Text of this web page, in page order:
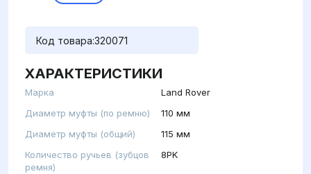
Код товара:320071
ХАРАКТЕРИСТИКИ
Марка
Land Rover
Диаметр муфты (по ремню)
110 мм
Диаметр муфты (общий)
115 мм
Количество ручьев (зубцов
ремня)
8PK